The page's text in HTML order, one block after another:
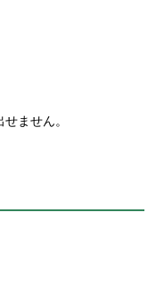
ません。